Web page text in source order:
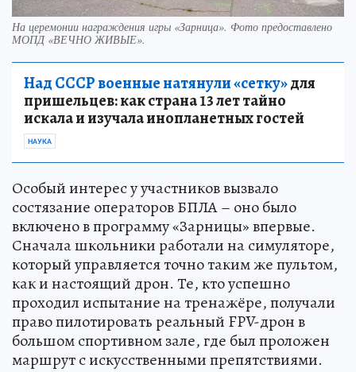
На церемонии награждения игры «Зарница». Фото предоставлено
МОПД «ВЕЧНО ЖИВЫЕ».
Над СССР военные натянули «сетку»для
пришельцев: как страна 13 лет тайно
искала и изучала инопланетных гостей
НАУКА
Особый интерес у участников вызвало
состязание операторов БПЛА – оно было
включено в программу «Зарницы» впервые.
Сначала школьники работали на симуляторе,
который управляется точно таким же пультом,
как и настоящий дрон. Те, кто успешно
проходил испытание на тренажёре, получали
право пилотировать реальный FPV-дрон в
большом спортивном зале, где был проложен
маршрут с искусственными препятствиями.